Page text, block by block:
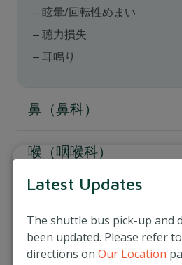
眩暈/回転性めまい
聴力損失
耳鳴り
鼻（鼻科）
で、鼻の症状に対応する高度
鼻疾患に関する治療法は以下
鼻アレルギー/アレルギー
鼻ポリープ
副鼻腔炎
喉（咽喉科）
当院の耳鼻咽喉科では、複雑
設備を導入しています。
咽喉疾患に関する治療法は以
喉頭がん
小児耳鼻咽喉科
当院の小児耳鼻咽喉科は、お
療方法を提案し、小さなお子
療を心がけております。ご家
頭頸部
Latest Updates
The shuttle bus pick-up and
been updated. Please refer
directions on Our Location